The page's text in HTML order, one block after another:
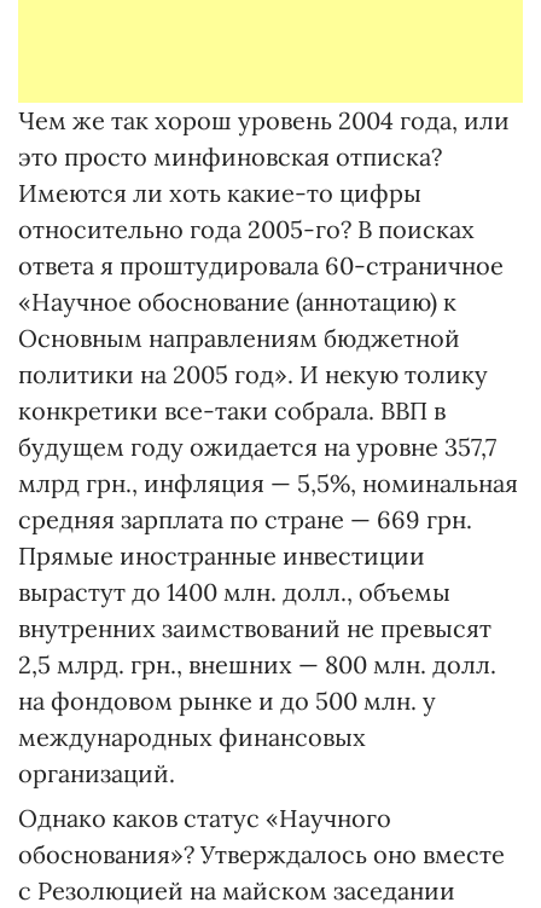
Чем же так хорош уровень 2004 года, или
это просто минфиновская отписка?
Имеются ли хоть какие-то цифры
относительно года 2005-го? В поисках
ответа я проштудировала 60-страничное
«Научное обоснование (аннотацию) к
Основным направлениям бюджетной
политики на 2005 год». И некую толику
конкретики все-таки собрала. ВВП в
будущем году ожидается на уровне 357,7
млрд грн., инфляция — 5,5%, номинальная
средняя зарплата по стране — 669 грн.
Прямые иностранные инвестиции
вырастут до 1400 млн. долл., объемы
внутренних заимствований не превысят
2,5 млрд. грн., внешних — 800 млн. долл.
на фондовом рынке и до 500 млн. у
международных финансовых
организаций.
Однако каков статус «Научного
обоснования»? Утверждалось оно вместе
с Резолюцией на майском заседании